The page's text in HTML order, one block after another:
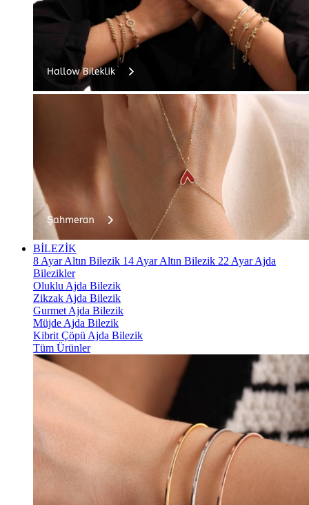
BİLEZİK
8 Ayar Altın Bilezik 14 Ayar Altın Bilezik 22 Ayar Ajda
Bilezikler
Oluklu Ajda Bilezik
Zikzak Ajda Bilezik
Gurmet Ajda Bilezik
Müjde Ajda Bilezik
Kibrit Çöpü Ajda Bilezik
Tüm Ürünler